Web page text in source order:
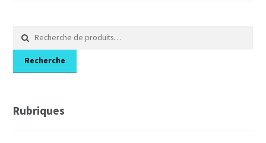
Recherche
pour :
Recherche
Rubriques